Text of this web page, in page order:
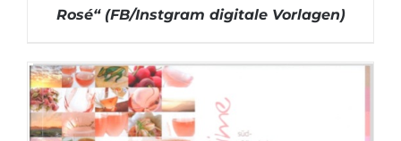
DETAILS
Rosé“ (FB/Instgram digitale Vorlagen)